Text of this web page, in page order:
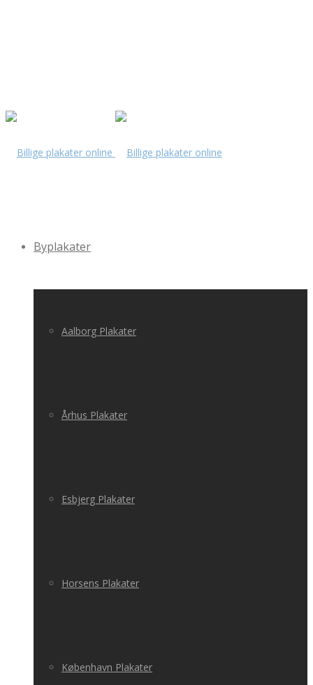
Byplakater
Aalborg Plakater
Århus Plakater
Esbjerg Plakater
Horsens Plakater
København Plakater